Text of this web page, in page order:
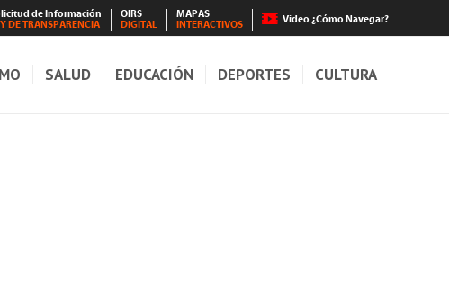
de Información
DE TRANSPARENCIA
OIRS
DIGITAL
MAPAS
INTERACTIVOS
Video ¿Cómo Navegar?
SALUD EDUCACIÓN DEPORTES CULTURA